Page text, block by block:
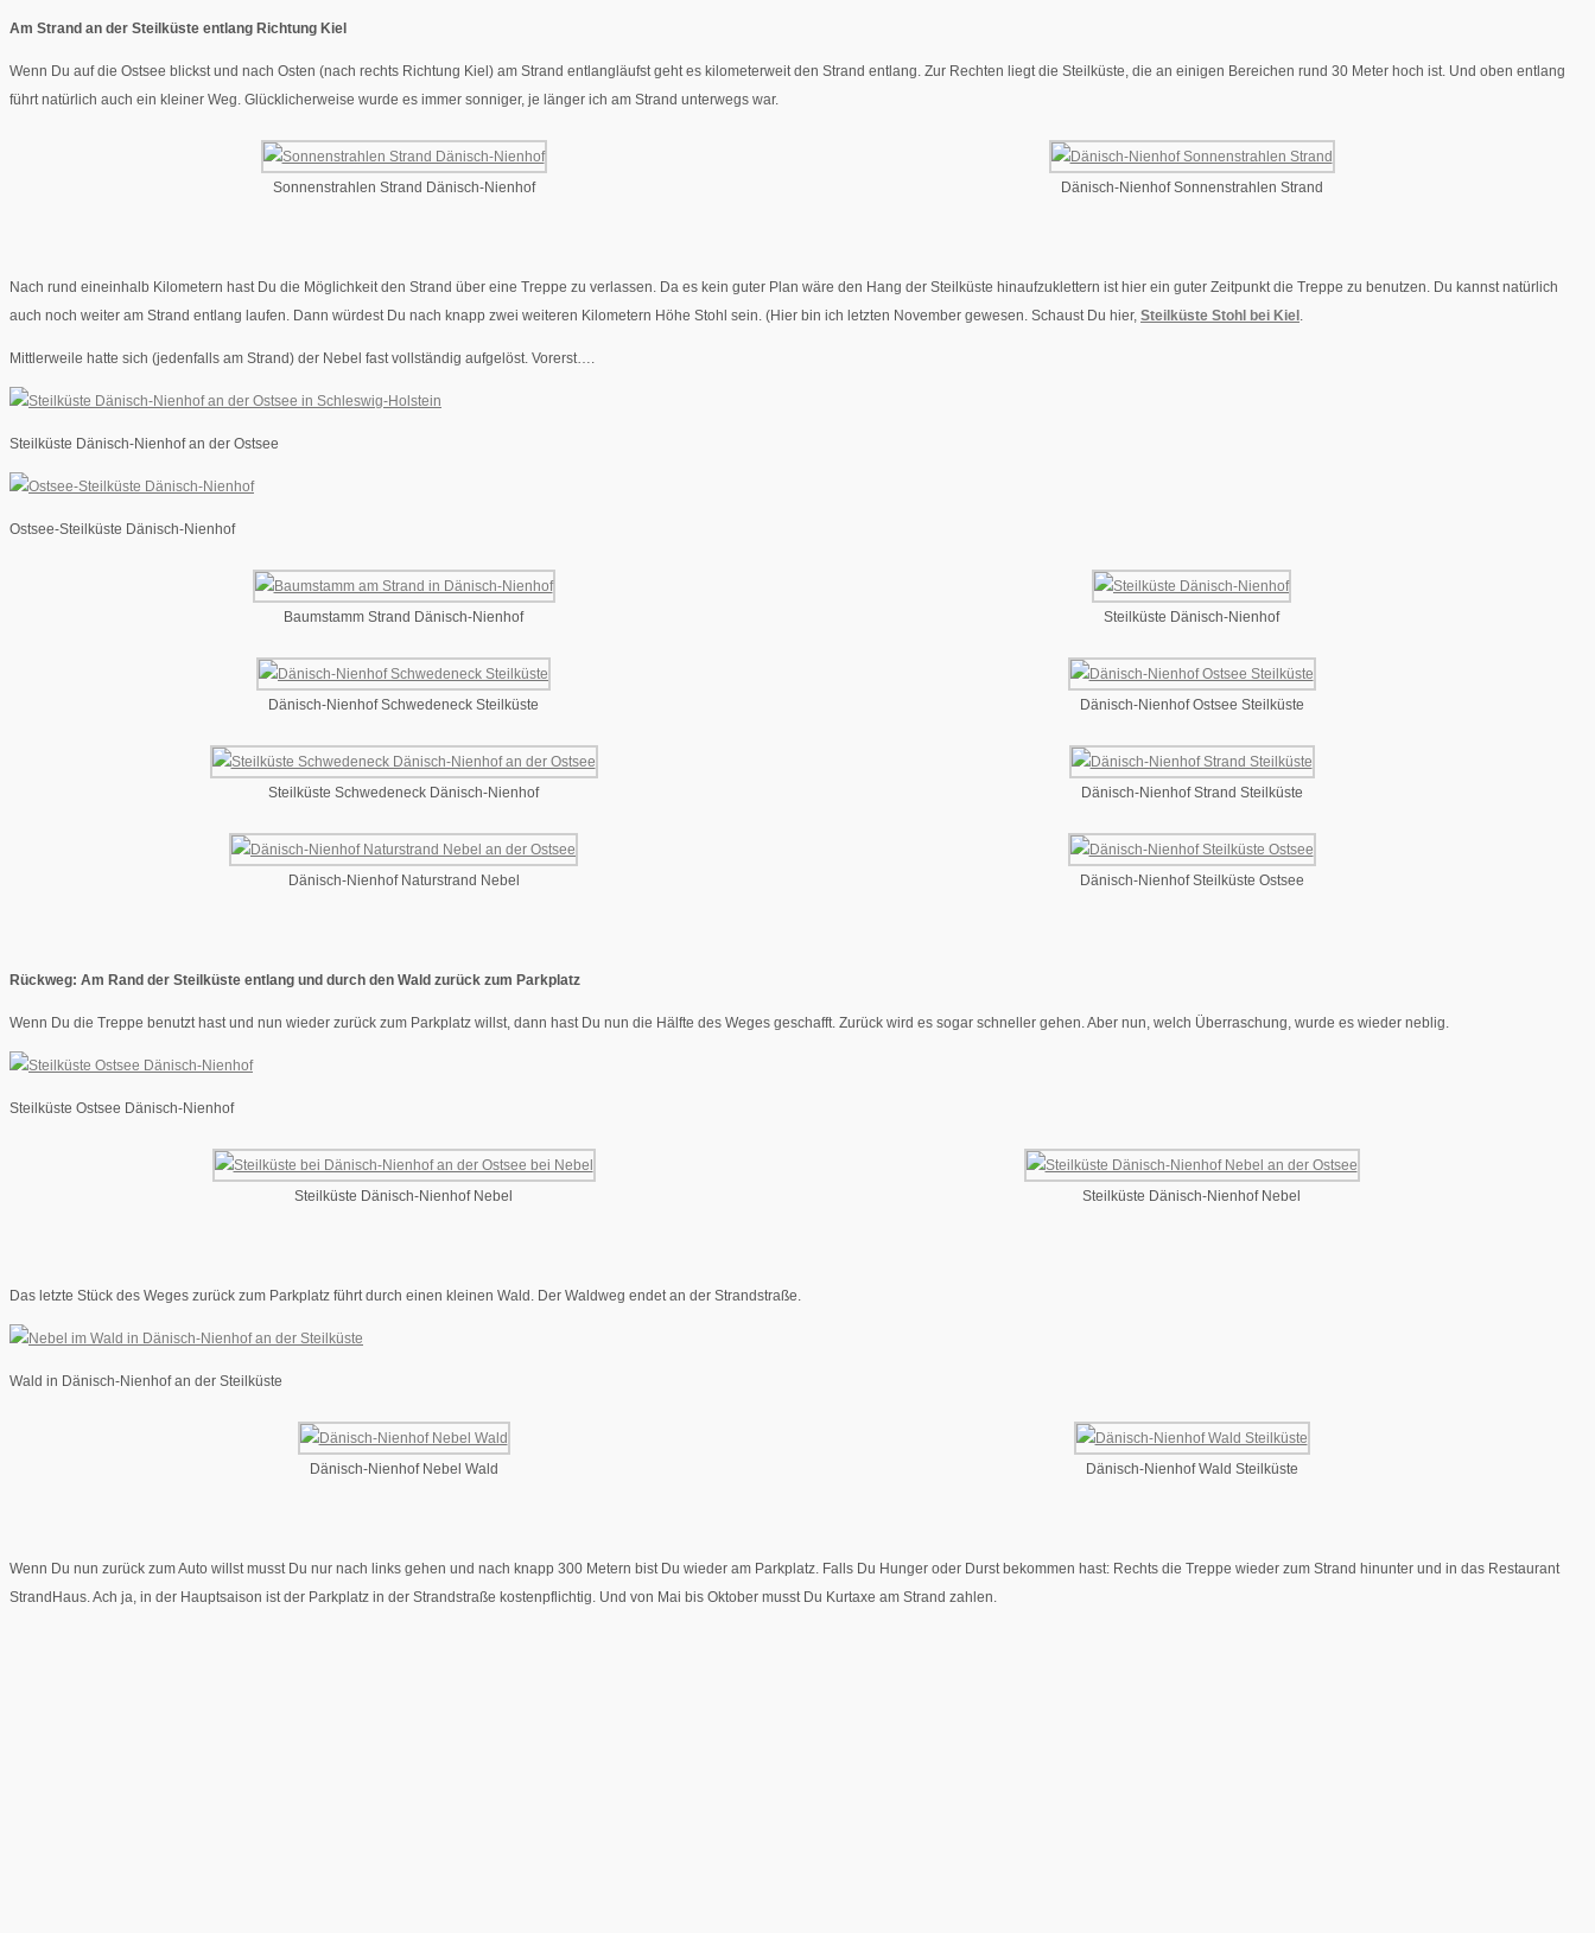
Am Strand an der Steilküste entlang Richtung Kiel
Wenn Du auf die Ostsee blickst und nach Osten (nach rechts Richtung Kiel) am Strand entlangläufst geht es kilometerweit den Strand entlang. Zur Rechten liegt die Steilküste, die an einigen Bereichen rund 30 Meter hoch ist. Und oben entlang
führt natürlich auch ein kleiner Weg. Glücklicherweise wurde es immer sonniger, je länger ich am Strand unterwegs war.
Sonnenstrahlen Strand Dänisch-Nienhof Dänisch-Nienhof Sonnenstrahlen Strand
Nach rund eineinhalb Kilometern hast Du die Möglichkeit den Strand über eine Treppe zu verlassen. Da es kein guter Plan wäre den Hang der Steilküste hinaufzuklettern ist hier ein guter Zeitpunkt die Treppe zu benutzen. Du kannst natürlich
auch noch weiter am Strand entlang laufen. Dann würdest Du nach knapp zwei weiteren Kilometern Höhe Stohl sein. (Hier bin ich letzten November gewesen. Schaust Du hier, Steilküste Stohl bei Kiel .
Mittlerweile hatte sich (jedenfalls am Strand) der Nebel fast vollständig aufgelöst. Vorerst….
Steilküste Dänisch-Nienhof an der Ostsee
Ostsee-Steilküste Dänisch-Nienhof
Baumstamm Strand Dänisch-Nienhof Steilküste Dänisch-Nienhof
Dänisch-Nienhof Schwedeneck Steilküste Dänisch-Nienhof Ostsee Steilküste
Steilküste Schwedeneck Dänisch-Nienhof Dänisch-Nienhof Strand Steilküste
Dänisch-Nienhof Naturstrand Nebel Dänisch-Nienhof Steilküste Ostsee
Rückweg: Am Rand der Steilküste entlang und durch den Wald zurück zum Parkplatz
Wenn Du die Treppe benutzt hast und nun wieder zurück zum Parkplatz willst, dann hast Du nun die Hälfte des Weges geschafft. Zurück wird es sogar schneller gehen. Aber nun, welch Überraschung, wurde es wieder neblig.
Steilküste Ostsee Dänisch-Nienhof
Steilküste Dänisch-Nienhof Nebel Steilküste Dänisch-Nienhof Nebel
Das letzte Stück des Weges zurück zum Parkplatz führt durch einen kleinen Wald. Der Waldweg endet an der Strandstraße.
Wald in Dänisch-Nienhof an der Steilküste
Dänisch-Nienhof Nebel Wald Dänisch-Nienhof Wald Steilküste
Wenn Du nun zurück zum Auto willst musst Du nur nach links gehen und nach knapp 300 Metern bist Du wieder am Parkplatz. Falls Du Hunger oder Durst bekommen hast: Rechts die Treppe wieder zum Strand hinunter und in das Restaurant
StrandHaus. Ach ja, in der Hauptsaison ist der Parkplatz in der Strandstraße kostenpflichtig. Und von Mai bis Oktober musst Du Kurtaxe am Strand zahlen.